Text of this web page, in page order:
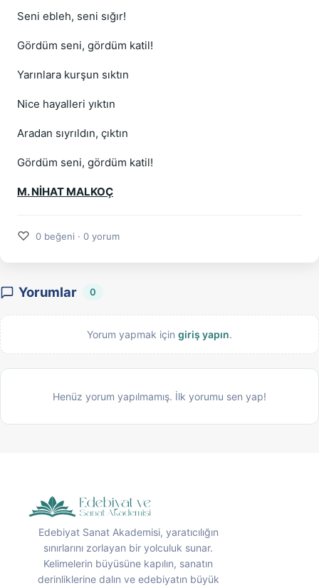
Seni ebleh, seni sığır!
Gördüm seni, gördüm katil!
Yarınlara kurşun sıktın
Nice hayalleri yıktın
Aradan sıyrıldın, çıktın
Gördüm seni, gördüm katil!
M. NİHAT MALKOÇ
♡ 0 beğeni · 0 yorum
Yorumlar 0
Yorum yapmak için giriş yapın.
Henüz yorum yapılmamış. İlk yorumu sen yap!
Edebiyat Sanat Akademisi, yaratıcılığın
sınırlarını zorlayan bir yolculuk sunar.
Kelimelerin büyüsüne kapılın, sanatın
derinliklerine dalın ve edebiyatın büyük